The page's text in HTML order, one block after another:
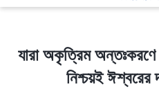
যারা অকৃত্রিম
নিশ্চয়ই ঈশ্বরের